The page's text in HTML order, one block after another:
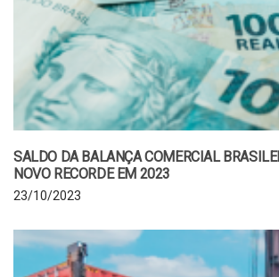
SALDO DA BALANÇA COMERCIAL
NOVO RECORDE EM 2023
23/10/2023